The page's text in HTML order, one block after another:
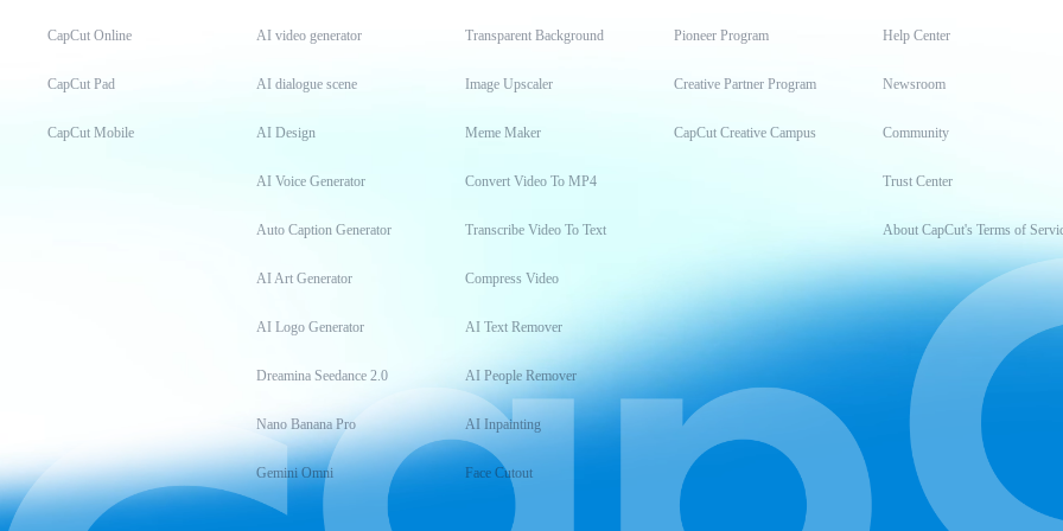
CapCut Online
CapCut Pad
CapCut Mobile
AI video generator
AI dialogue scene
AI Design
AI Voice Generator
Auto Caption Generator
AI Art Generator
AI Logo Generator
Dreamina Seedance 2.0
Nano Banana Pro
Gemini Omni
Transparent Background
Image Upscaler
Meme Maker
Convert Video To MP4
Transcribe Video To Text
Compress Video
AI Text Remover
AI People Remover
AI Inpainting
Face Cutout
Pioneer Program
Creative Partner Program
CapCut Creative Campus
Help Center
Newsroom
Community
Trust Center
About CapCut's Terms of